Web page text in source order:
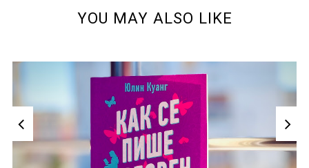
YOU MAY ALSO LIKE